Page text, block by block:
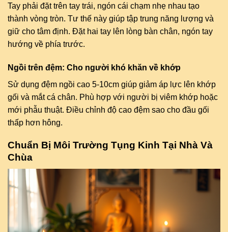
Tay phải đặt trên tay trái, ngón cái chạm nhẹ nhau tạo
thành vòng tròn. Tư thế này giúp tập trung năng lượng và
giữ cho tâm định. Đặt hai tay lên lòng bàn chân, ngón tay
hướng về phía trước.
Ngồi trên đệm: Cho người khó khăn về khớp
Sử dụng đệm ngồi cao 5-10cm giúp giảm áp lực lên khớp
gối và mắt cá chân. Phù hợp với người bị viêm khớp hoặc
mới phẫu thuật. Điều chỉnh độ cao đệm sao cho đầu gối
thấp hơn hông.
Chuẩn Bị Môi Trường Tụng Kinh Tại Nhà Và
Chùa